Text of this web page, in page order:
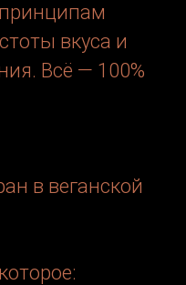
вкуса и
Всё — 100%
в веганской